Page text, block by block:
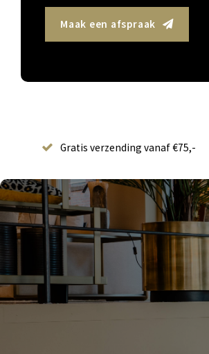
Maak een afspraak
Gratis verzending vanaf €75,-